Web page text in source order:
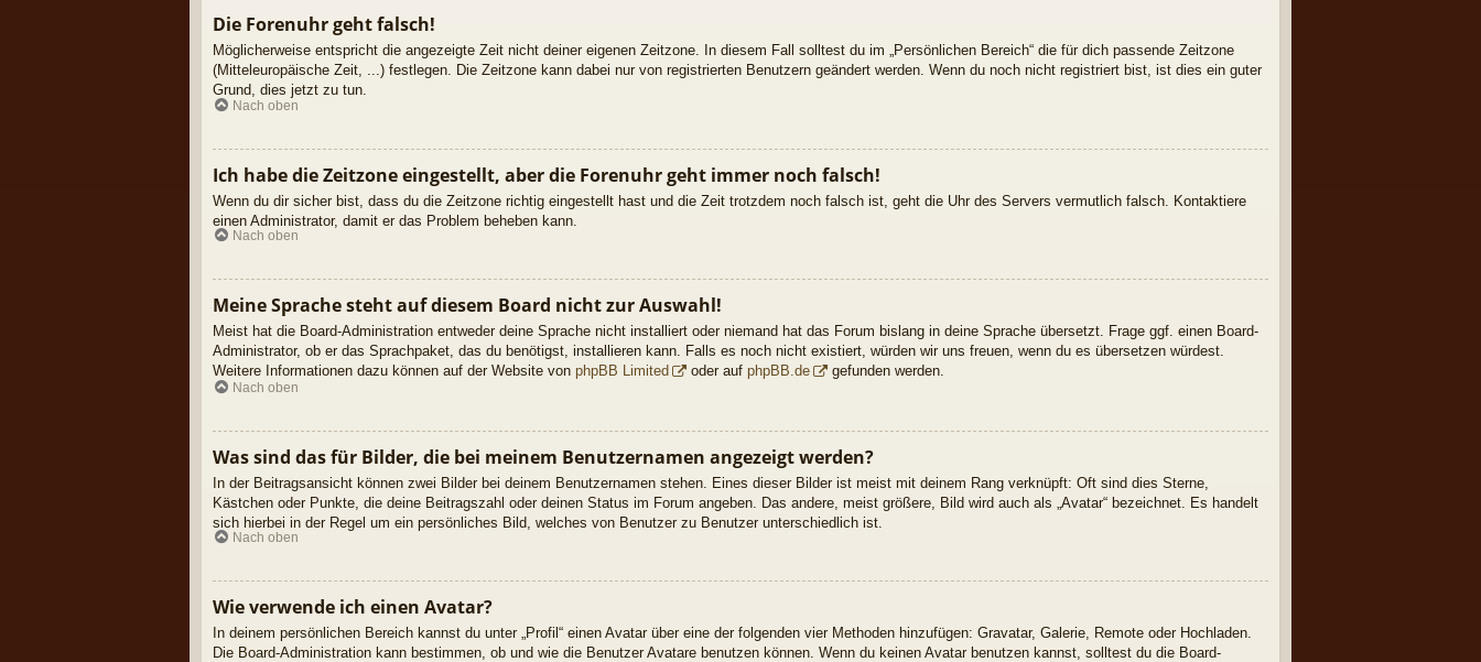
Die Forenuhr geht falsch!
Möglicherweise entspricht die angezeigte Zeit nicht deiner eigenen Zeitzone. In diesem Fall solltest du im „Persönlichen Bereich“ die für dich passende Zeitzone
(Mitteleuropäische Zeit, ...) festlegen. Die Zeitzone kann dabei nur von registrierten Benutzern geändert werden. Wenn du noch nicht registriert bist, ist dies ein guter
Grund, dies jetzt zu tun.
Nach oben
Ich habe die Zeitzone eingestellt, aber die Forenuhr geht immer noch falsch!
Wenn du dir sicher bist, dass du die Zeitzone richtig eingestellt hast und die Zeit trotzdem noch falsch ist, geht die Uhr des Servers vermutlich falsch. Kontaktiere
einen Administrator, damit er das Problem beheben kann.
Nach oben
Meine Sprache steht auf diesem Board nicht zur Auswahl!
Meist hat die Board-Administration entweder deine Sprache nicht installiert oder niemand hat das Forum bislang in deine Sprache übersetzt. Frage ggf. einen Board-
Administrator, ob er das Sprachpaket, das du benötigst, installieren kann. Falls es noch nicht existiert, würden wir uns freuen, wenn du es übersetzen würdest.
Weitere Informationen dazu können auf der Website von phpBB Limited oder auf phpBB.de gefunden werden.
Nach oben
Was sind das für Bilder, die bei meinem Benutzernamen angezeigt werden?
In der Beitragsansicht können zwei Bilder bei deinem Benutzernamen stehen. Eines dieser Bilder ist meist mit deinem Rang verknüpft: Oft sind dies Sterne,
Kästchen oder Punkte, die deine Beitragszahl oder deinen Status im Forum angeben. Das andere, meist größere, Bild wird auch als „Avatar“ bezeichnet. Es handelt
sich hierbei in der Regel um ein persönliches Bild, welches von Benutzer zu Benutzer unterschiedlich ist.
Nach oben
Wie verwende ich einen Avatar?
In deinem persönlichen Bereich kannst du unter „Profil“ einen Avatar über eine der folgenden vier Methoden hinzufügen: Gravatar, Galerie, Remote oder Hochladen.
Die Board-Administration kann bestimmen, ob und wie die Benutzer Avatare benutzen können. Wenn du keinen Avatar benutzen kannst, solltest du die Board-